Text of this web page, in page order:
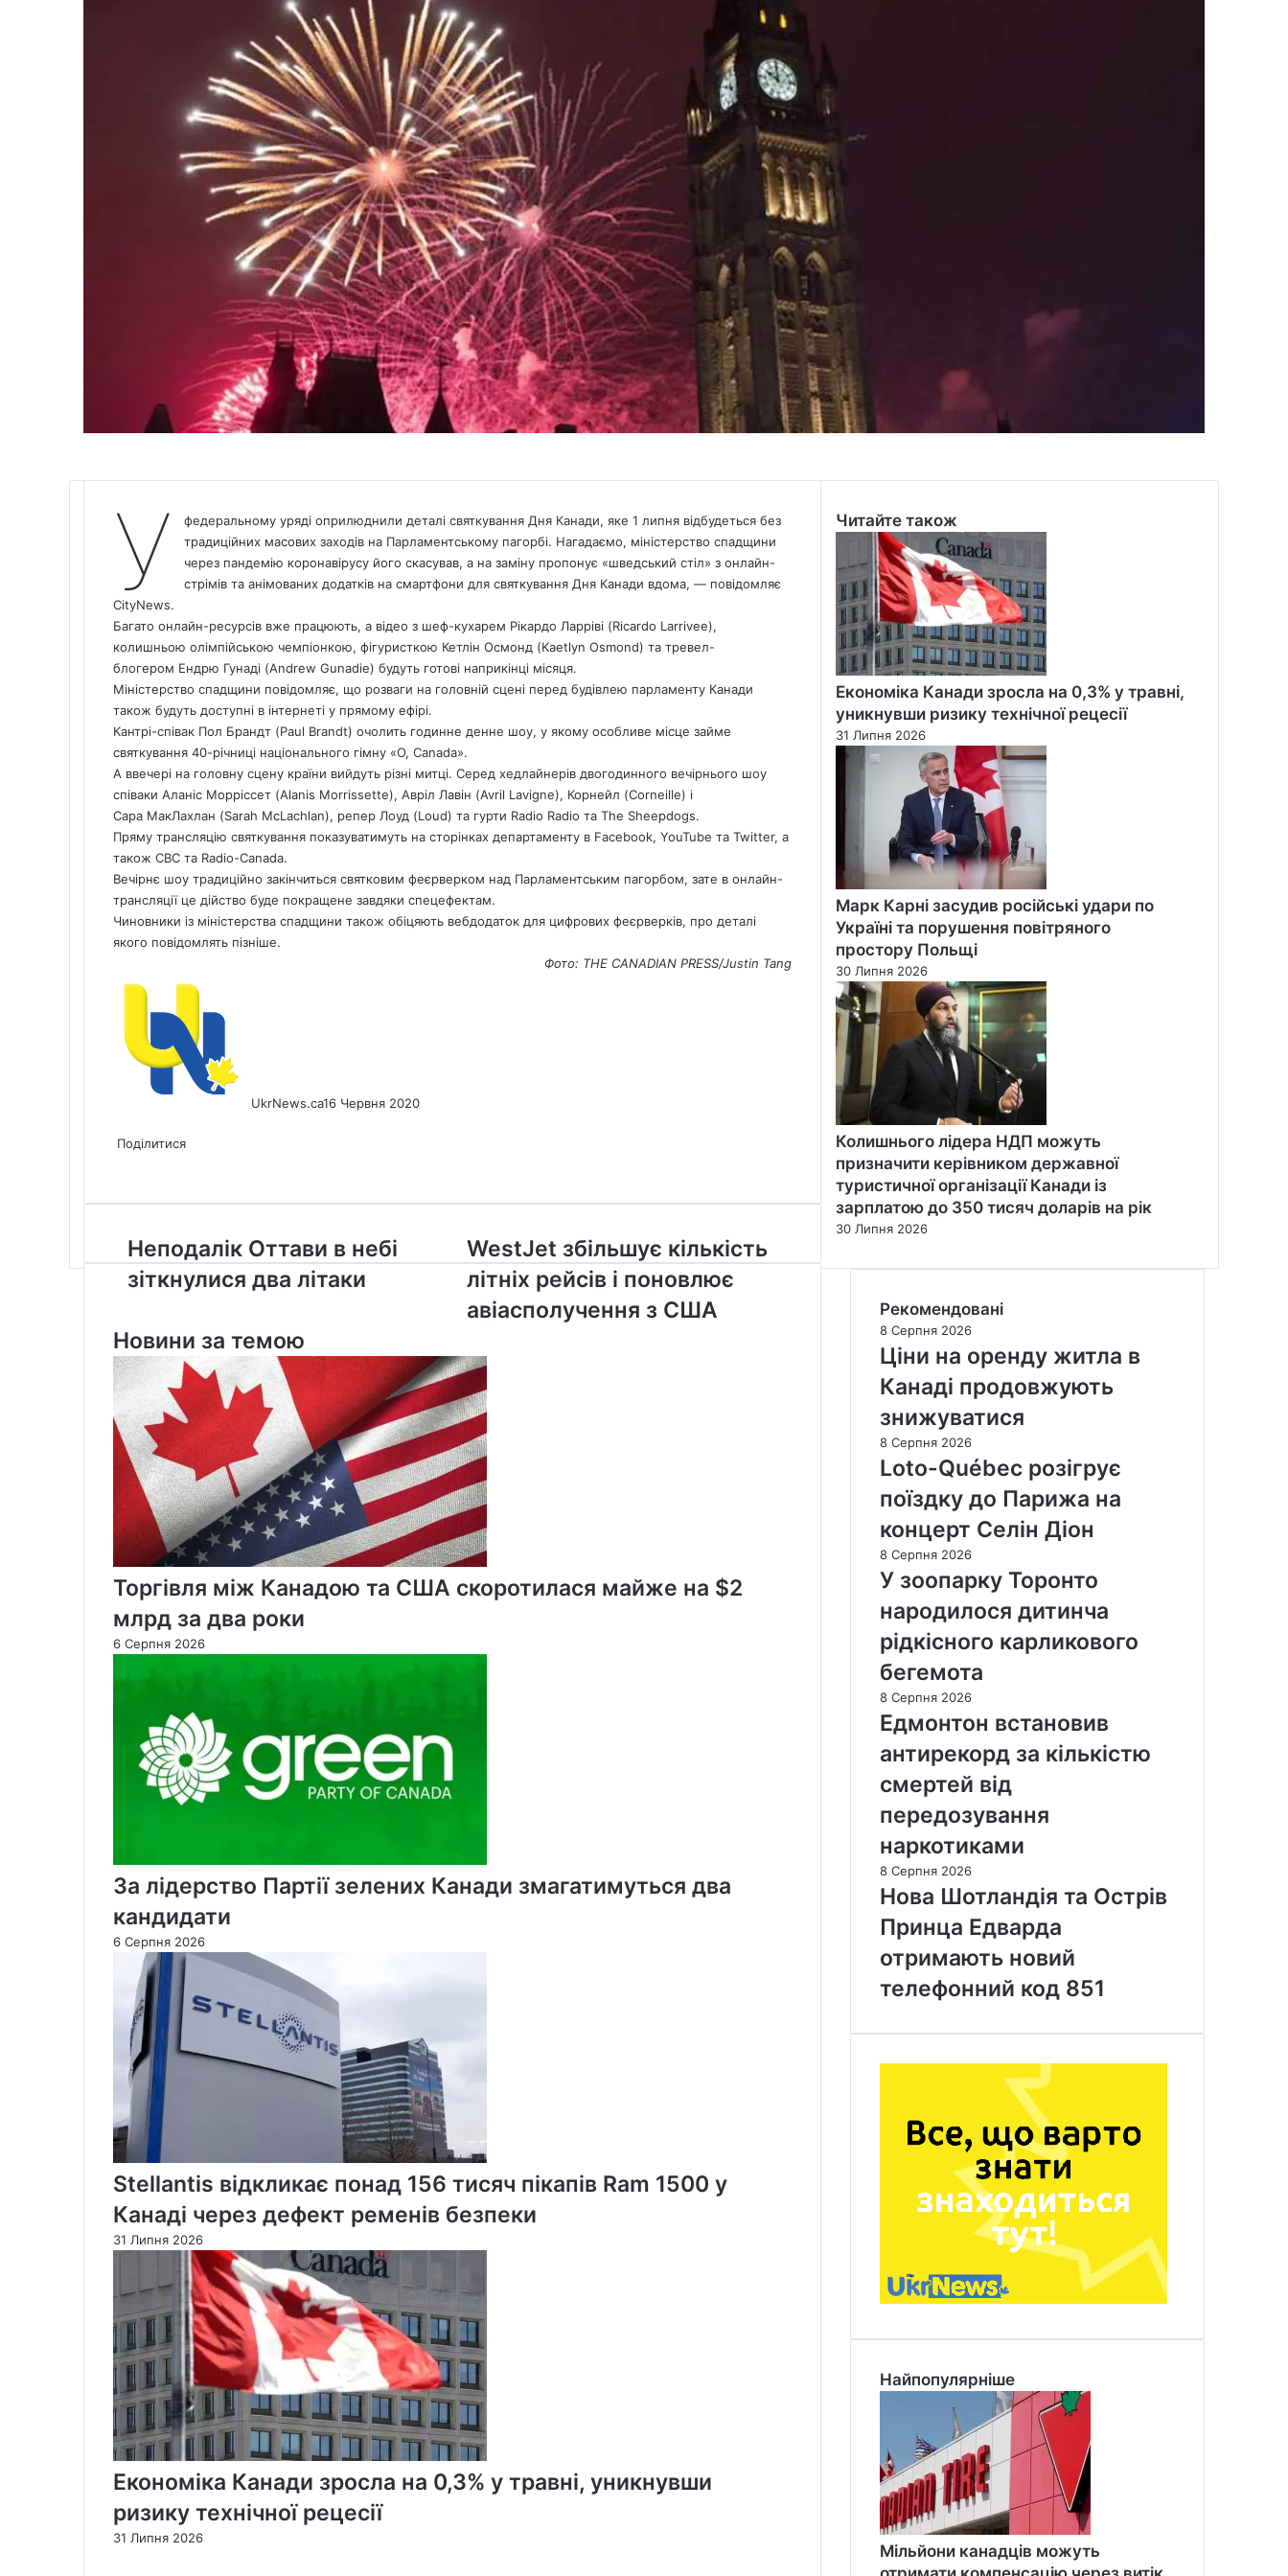
У
федеральному уряді оприлюднили деталі святкування Дня Канади, яке 1 липня відбудеться без
традиційних масових заходів на Парламентському пагорбі. Нагадаємо, міністерство спадщини
через пандемію коронавірусу його скасував, а на заміну пропонує «шведський стіл» з онлайн-
стрімів та анімованих додатків на смартфони для святкування Дня Канади вдома, — повідомляє
CityNews.
Багато онлайн-ресурсів вже працюють, а відео з шеф-кухарем Рікардо Ларріві (Ricardo Larrivee),
колишньою олімпійською чемпіонкою, фігуристкою Кетлін Осмонд (Kaetlyn Osmond) та тревел-
блогером Ендрю Гунаді (Andrew Gunadie) будуть готові наприкінці місяця.
Міністерство спадщини повідомляє, що розваги на головній сцені перед будівлею парламенту Канади
також будуть доступні в інтернеті у прямому ефірі.
Кантрі-співак Пол Брандт (Paul Brandt) очолить годинне денне шоу, у якому особливе місце займе
святкування 40-річниці національного гімну «О, Сanada».
А ввечері на головну сцену країни вийдуть різні митці. Серед хедлайнерів двогодинного вечірнього шоу
співаки Аланіс Морріссет (Alanis Morrissette), Авріл Лавін (Avril Lavigne), Корнейл (Corneille) і
Сара МакЛахлан (Sarah McLachlan), репер Лоуд (Loud) та гурти Radio Radio та The Sheepdogs.
Пряму трансляцію святкування показуватимуть на сторінках департаменту в Facebook, YouTube та Twitter, а
також СBC та Radio-Canada.
Вечірнє шоу традиційно закінчиться святковим феєрверком над Парламентським пагорбом, зате в онлайн-
трансляції це дійство буде покращене завдяки спецефектам.
Чиновники із міністерства спадщини також обіцяють вебдодаток для цифрових феєрверків, про деталі
якого повідомлять пізніше.
Фото: THE CANADIAN PRESS/Justin Tang
UkrNews.ca16 Червня 2020
via
Поділитися
Email
Неподалік
Оттави
в
два
літаки
Неподалік Оттави в небі
зіткнулися два літаки
WestJet
збільшує
кількість
літніх
рейсів
поновлює
авіасполучення
з
США
WestJet збільшує кількість
літніх рейсів і поновлює
авіасполучення з США
Новини за темою
Торгівля між Канадою та США скоротилася майже на $2
млрд за два роки
6 Серпня 2026
За лідерство Партії зелених Канади змагатимуться два
кандидати
6 Серпня 2026
Stellantis відкликає понад 156 тисяч пікапів Ram 1500 у
Канаді через дефект ременів безпеки
31 Липня 2026
Економіка Канади зросла на 0,3% у травні, уникнувши
ризику технічної рецесії
31 Липня 2026
Читайте також
Економіка Канади зросла на 0,3% у травні,
уникнувши ризику технічної рецесії
31 Липня 2026
Марк Карні засудив російські удари по
Україні та порушення повітряного
простору Польщі
30 Липня 2026
Колишнього лідера НДП можуть
призначити керівником державної
туристичної організації Канади із
зарплатою до 350 тисяч доларів на рік
30 Липня 2026
Рекомендовані
8 Серпня 2026
Ціни на оренду житла в
Канаді продовжують
знижуватися
8 Серпня 2026
Loto-Québec розігрує
поїздку до Парижа на
концерт Селін Діон
8 Серпня 2026
У зоопарку Торонто
народилося дитинча
рідкісного карликового
бегемота
8 Серпня 2026
Едмонтон встановив
антирекорд за кількістю
смертей від
передозування
наркотиками
8 Серпня 2026
Нова Шотландія та Острів
Принца Едварда
отримають новий
телефонний код 851
Найпопулярніше
Мільйони канадців можуть